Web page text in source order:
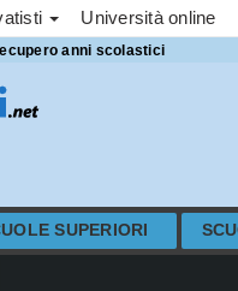
Università online
anni scolastici
SUPERIORI